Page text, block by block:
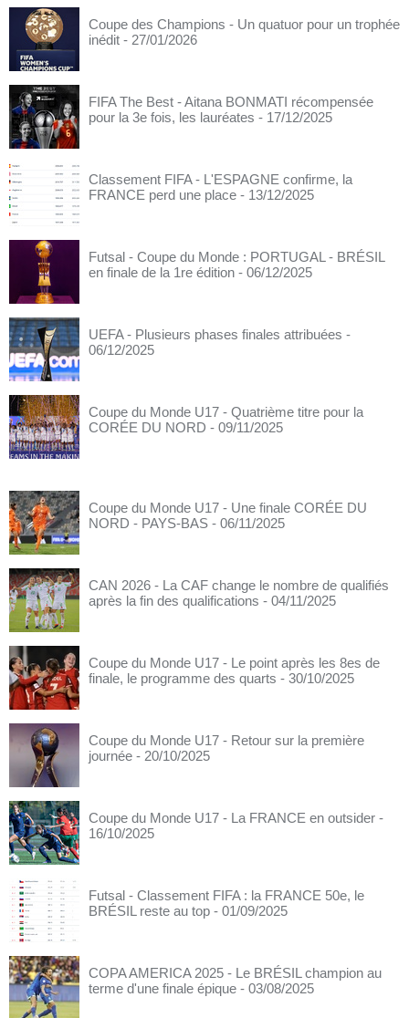
Coupe des Champions - Un quatuor pour un trophée
inédit - 27/01/2026
FIFA The Best - Aitana BONMATI récompensée
pour la 3e fois, les lauréates - 17/12/2025
Classement FIFA - L'ESPAGNE confirme, la
FRANCE perd une place - 13/12/2025
Futsal - Coupe du Monde : PORTUGAL - BRÉSIL
en finale de la 1re édition - 06/12/2025
UEFA - Plusieurs phases finales attribuées -
06/12/2025
Coupe du Monde U17 - Quatrième titre pour la
CORÉE DU NORD - 09/11/2025
Coupe du Monde U17 - Une finale CORÉE DU
NORD - PAYS-BAS - 06/11/2025
CAN 2026 - La CAF change le nombre de qualifiés
après la fin des qualifications - 04/11/2025
Coupe du Monde U17 - Le point après les 8es de
finale, le programme des quarts - 30/10/2025
Coupe du Monde U17 - Retour sur la première
journée - 20/10/2025
Coupe du Monde U17 - La FRANCE en outsider -
16/10/2025
Futsal - Classement FIFA : la FRANCE 50e, le
BRÉSIL reste au top - 01/09/2025
COPA AMERICA 2025 - Le BRÉSIL champion au
terme d'une finale épique - 03/08/2025